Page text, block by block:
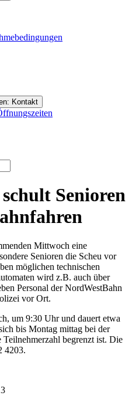
Kontakt
Senioren
Mittwoch eine
Senioren die Scheu vor
möglichen technischen
wird z.B. auch über
Personal der NordWestBahn
vor Ort.
um 9:30 Uhr und dauert etwa
bis Montag mittag bei der
begrenzt ist. Die
4203.